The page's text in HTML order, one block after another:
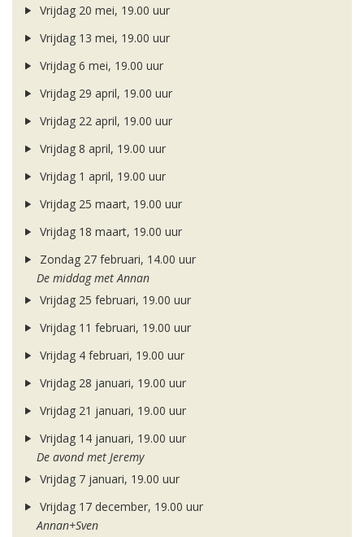
Vrijdag 20 mei, 19.00 uur
Vrijdag 13 mei, 19.00 uur
Vrijdag 6 mei, 19.00 uur
Vrijdag 29 april, 19.00 uur
Vrijdag 22 april, 19.00 uur
Vrijdag 8 april, 19.00 uur
Vrijdag 1 april, 19.00 uur
Vrijdag 25 maart, 19.00 uur
Vrijdag 18 maart, 19.00 uur
Zondag 27 februari, 14.00 uur
De middag met Annan
Vrijdag 25 februari, 19.00 uur
Vrijdag 11 februari, 19.00 uur
Vrijdag 4 februari, 19.00 uur
Vrijdag 28 januari, 19.00 uur
Vrijdag 21 januari, 19.00 uur
Vrijdag 14 januari, 19.00 uur
De avond met Jeremy
Vrijdag 7 januari, 19.00 uur
Vrijdag 17 december, 19.00 uur
Annan+Sven